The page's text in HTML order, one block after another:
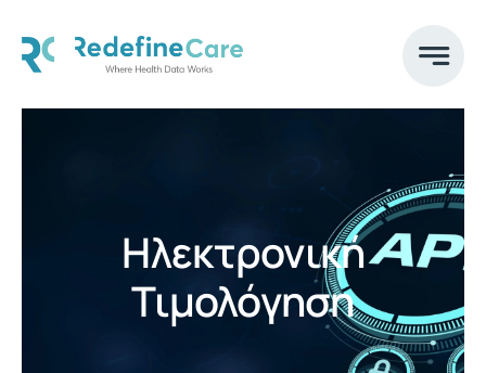
Ηλεκτρονική
Τιμολόγηση